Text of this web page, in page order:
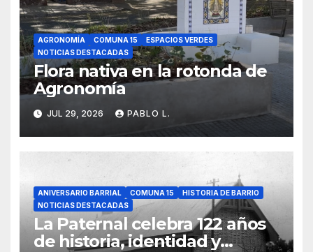
AGRONOMÍA COMUNA 15
ESPACIOS VERDES
NOTICIAS DESTACADAS
Flora nativa en la rotonda de
Agronomía
JUL 29, 2026 PABLO L.
ANIVERSARIO BARRIAL COMUNA 15
HISTORIA DE BARRIO
NOTICIAS DESTACADAS
La Paternal celebra 122 años
de historia, identidad y